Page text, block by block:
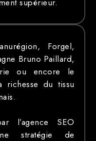
supérieur.
Forgel,
Bruno Paillard,
ou encore le
richesse du tissu
l’agence SEO
stratégie de